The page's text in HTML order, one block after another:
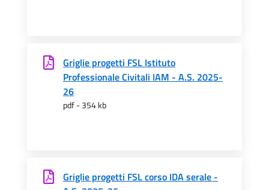
Griglie progetti FSL Istituto
Professionale Civitali IAM - A.S. 2025-
26
pdf - 354 kb
Griglie progetti FSL corso IDA serale -